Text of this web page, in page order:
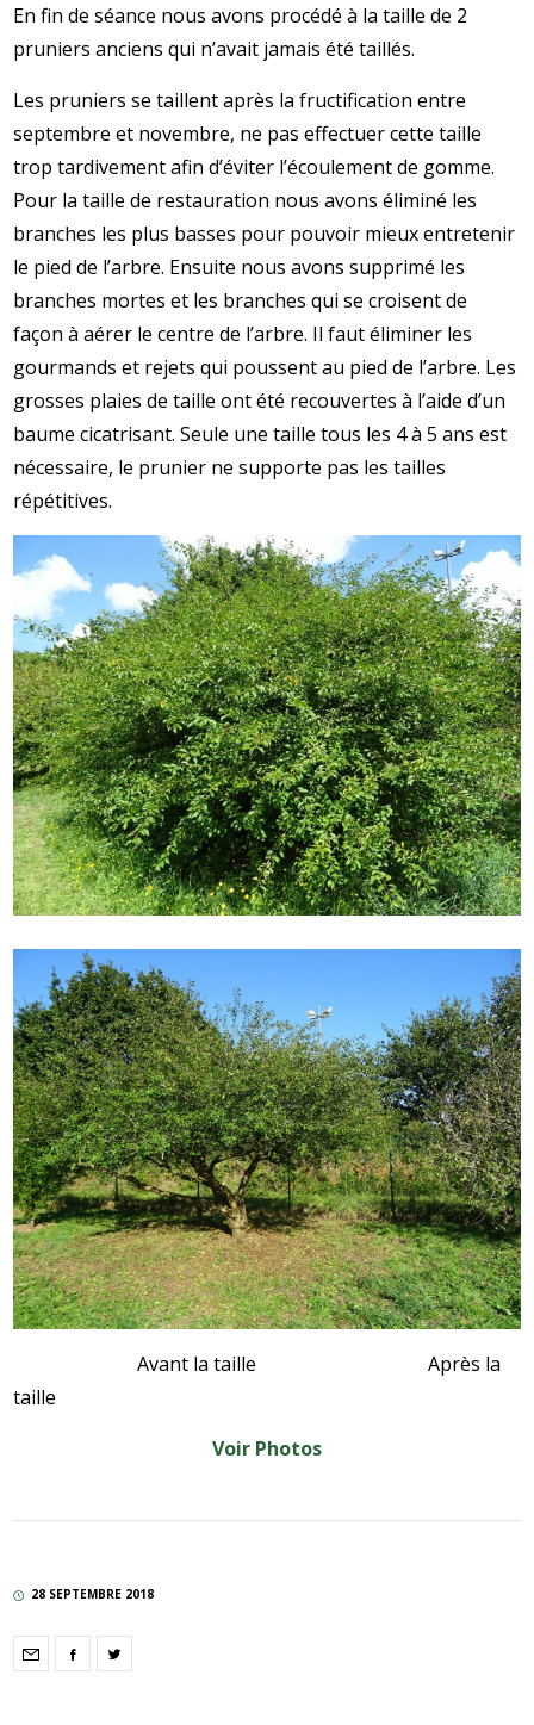
En fin de séance nous avons procédé à la taille de 2
pruniers anciens qui n’avait jamais été taillés.
Les pruniers se taillent après la fructification entre
septembre et novembre, ne pas effectuer cette taille
trop tardivement afin d’éviter l’écoulement de gomme.
Pour la taille de restauration nous avons éliminé les
branches les plus basses pour pouvoir mieux entretenir
le pied de l’arbre. Ensuite nous avons supprimé les
branches mortes et les branches qui se croisent de
façon à aérer le centre de l’arbre. Il faut éliminer les
gourmands et rejets qui poussent au pied de l’arbre. Les
grosses plaies de taille ont été recouvertes à l’aide d’un
baume cicatrisant. Seule une taille tous les 4 à 5 ans est
nécessaire, le prunier ne supporte pas les tailles
répétitives.
Avant la taille Après la
taille
Voir Photos
28 SEPTEMBRE 2018